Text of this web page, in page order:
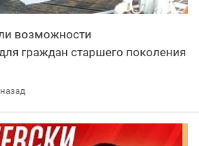
возможности
граждан старшего поколения